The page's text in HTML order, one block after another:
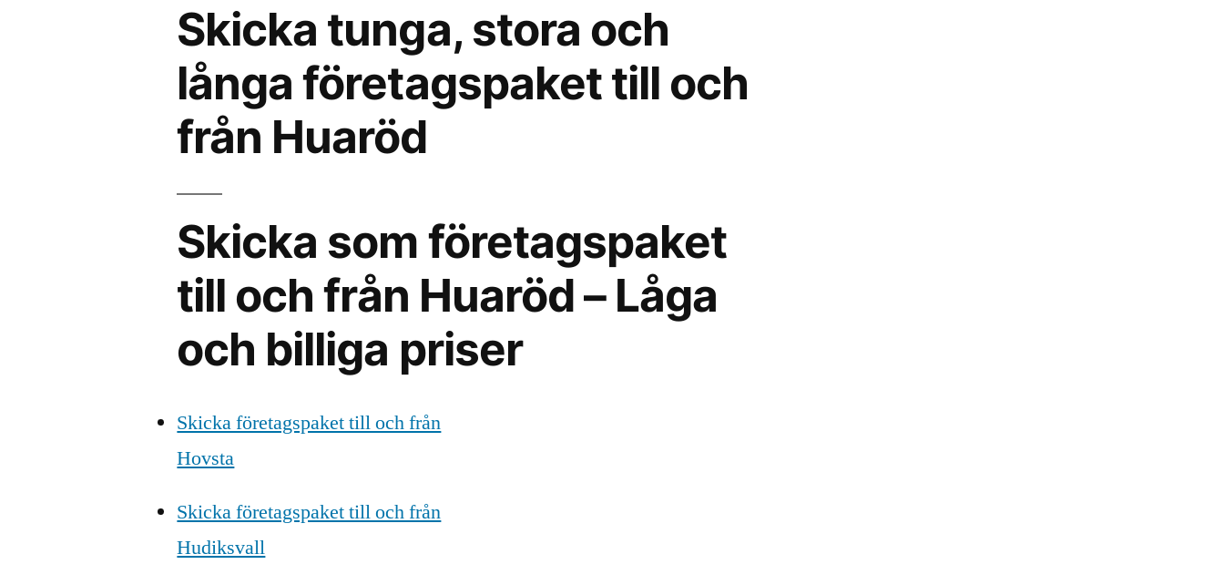
Skicka tunga, stora och
långa företagspaket till och
från Huaröd
Skicka som företagspaket
till och från Huaröd – Låga
och billiga priser
Skicka företagspaket till och från
Hovsta
Skicka företagspaket till och från
Hudiksvall